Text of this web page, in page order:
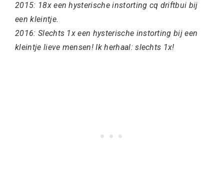
2015: 18x een hysterische instorting cq driftbui bij
een kleintje.
2016: Slechts 1x een hysterische instorting bij een
kleintje lieve mensen! Ik herhaal: slechts 1x!